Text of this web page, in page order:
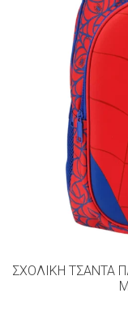
ΣΧΟΛΙΚΉ ΤΣΆΝΤΑ